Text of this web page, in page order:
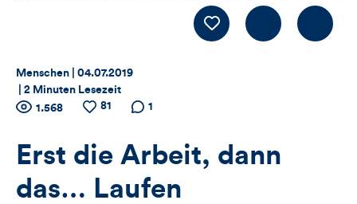
LIKE Kommentieren
Thema:
Menschen | Datum:
04.07.2019
2 Minuten Lesezeit
Zähler
für
Views,
Anzahl
1.568
Anzahl
81
Anzahl der
1
Erst die Arbeit, dann
das… Laufen